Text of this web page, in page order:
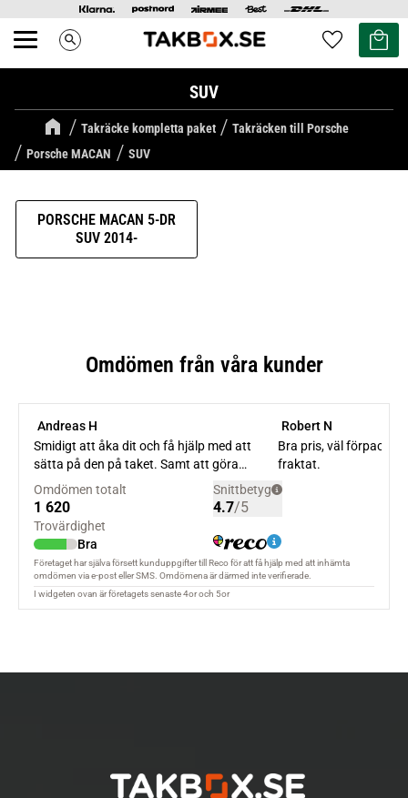
Meny search Favoriter
Kundvagn
SUV
Takräcke kompletta paket
Takräcken till Porsche
Porsche MACAN
SUV
PORSCHE MACAN 5-DR
SUV 2014-